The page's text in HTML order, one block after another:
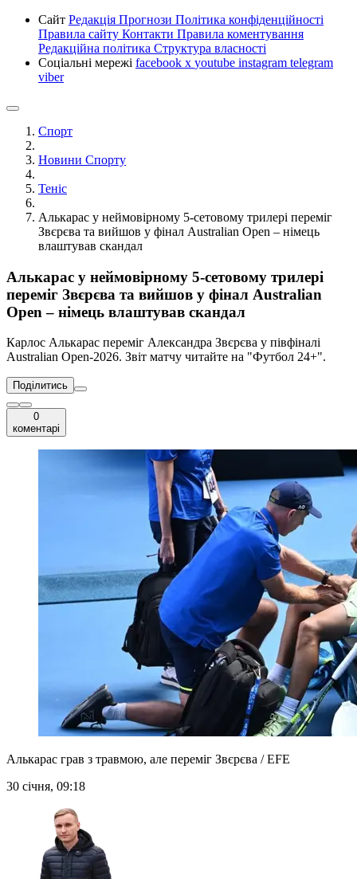
Сайт Редакція Прогнози Політика конфіденційності
Правила сайту Контакти Правила коментування
Редакційна політика Структура власності
Соціальні мережі facebook x youtube instagram telegram
viber
Спорт
Новини Спорту
Теніс
Алькарас у неймовірному 5-сетовому трилері переміг
Звєрєва та вийшов у фінал Australian Open – німець
влаштував скандал
Алькарас у неймовірному 5-сетовому трилері
переміг Звєрєва та вийшов у фінал Australian
Open – німець влаштував скандал
Карлос Алькарас переміг Александра Звєрєва у півфіналі
Australian Open-2026. Звіт матчу читайте на "Футбол 24+".
Поділитись
0
коментарі
Алькарас грав з травмою, але переміг Звєрєва / EFE
30 січня, 09:18